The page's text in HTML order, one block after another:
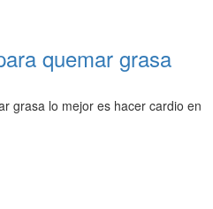
quemar grasa
grasa lo mejor es hacer cardio en